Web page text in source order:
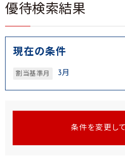
優待検索結果
現在の条件
割当基準月 3月
条件を変更して